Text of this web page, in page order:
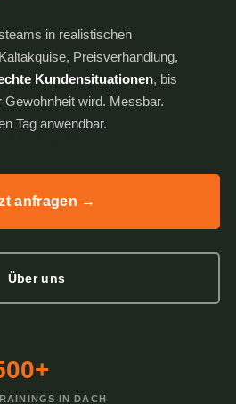
in realistischen
Preisverhandlung,
Kundensituationen, bis
wird. Messbar.
Tag anwendbar.
anfragen →
Über uns
IN DACH